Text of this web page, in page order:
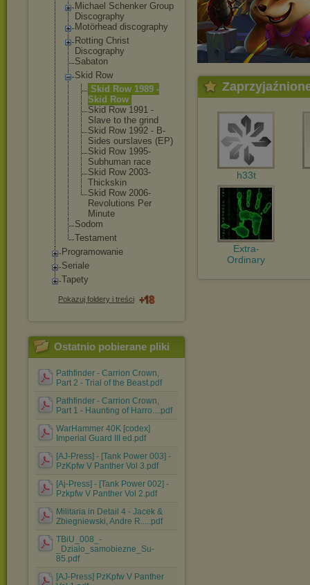
Michael Schenker Group
Discography
Motörhead discography
Rotting Christ
Discography
Sabaton
Skid Row
Skid Row 1989 -
Skid Row
Skid Row 1991 -
Slave to the grind
Skid Row 1992 - B-
Sides ourslaves (EP)
Skid Row 1995-
Subhuman race
Skid Row 2003-
Thickskin
Skid Row 2006-
Revolutions Per
Minute
Sodom
Testament
Programowanie
Seriale
Tapety
Pokazuj foldery i treści
Ostatnio pobierane pliki
Pathfinder - Carrion Crown,
Part 2 - Trial of the Beast.pdf
Pathfinder - Carrion Crown,
Part 1 - Haunting of Harro....pdf
WarHammer 40K [codex]
Imperial Guard III ed.pdf
[AJ-Press] - [Tank Power 003] -
PzKpfw V Panther Vol 3.pdf
[Aj-Press] - [Tank Power 002] -
Pzkpfw V Panther Vol 2.pdf
Militaria in Detail 4 - Jacek &
Zbiegniewski, Andre R.....pdf
TBiU_008_-
_Dzialo_samobiezne_Su-
85.pdf
[AJ-Press] PzKpfw V Panther
h33t
Extra-
Ordinary